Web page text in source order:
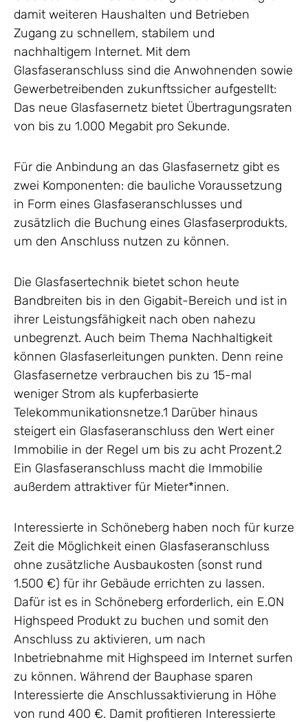
damit weiteren Haushalten und Betrieben
Zugang zu schnellem, stabilem und
nachhaltigem Internet. Mit dem
Glasfaseranschluss sind die Anwohnenden sowie
Gewerbetreibenden zukunftssicher aufgestellt:
Das neue Glasfasernetz bietet Übertragungsraten
von bis zu 1.000 Megabit pro Sekunde.
Für die Anbindung an das Glasfasernetz gibt es
zwei Komponenten: die bauliche Voraussetzung
in Form eines Glasfaseranschlusses und
zusätzlich die Buchung eines Glasfaserprodukts,
um den Anschluss nutzen zu können.
Die Glasfasertechnik bietet schon heute
Bandbreiten bis in den Gigabit-Bereich und ist in
ihrer Leistungsfähigkeit nach oben nahezu
unbegrenzt. Auch beim Thema Nachhaltigkeit
können Glasfaserleitungen punkten. Denn reine
Glasfasernetze verbrauchen bis zu 15-mal
weniger Strom als kupferbasierte
Telekommunikationsnetze.1 Darüber hinaus
steigert ein Glasfaseranschluss den Wert einer
Immobilie in der Regel um bis zu acht Prozent.2
Ein Glasfaseranschluss macht die Immobilie
außerdem attraktiver für Mieter*innen.
Interessierte in Schöneberg haben noch für kurze
Zeit die Möglichkeit einen Glasfaseranschluss
ohne zusätzliche Ausbaukosten (sonst rund
1.500 €) für ihr Gebäude errichten zu lassen.
Dafür ist es in Schöneberg erforderlich, ein E.ON
Highspeed Produkt zu buchen und somit den
Anschluss zu aktivieren, um nach
Inbetriebnahme mit Highspeed im Internet surfen
zu können. Während der Bauphase sparen
Interessierte die Anschlussaktivierung in Höhe
von rund 400 €. Damit profitieren Interessierte